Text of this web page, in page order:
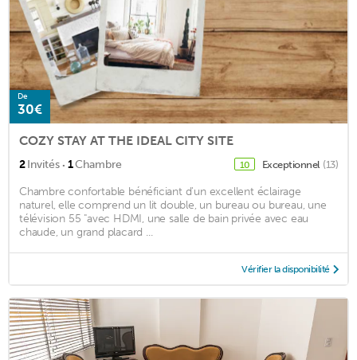
De
30€
COZY STAY AT THE IDEAL CITY SITE
2Invités · 1Chambre 10 Exceptionnel (13)
Chambre confortable bénéficiant d'un excellent éclairage
naturel, elle comprend un lit double, un bureau ou bureau, une
télévision 55 "avec HDMI, une salle de bain privée avec eau
chaude, un grand placard ...
Vérifier la disponibilité